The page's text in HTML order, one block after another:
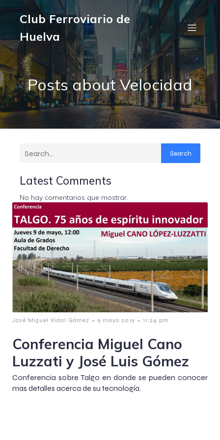
Club Ferroviario de
Huelva
Posts about Velocidad
Search
Latest Comments
No hay comentarios que mostrar.
José Miguel Vidal Gómez - 9 mayo 2019 - 11:24 pm
Conferencia Miguel Cano
Luzzati y José Luis Gómez
Conferencia sobre Talgo en donde se pueden conocer
mas detalles acerca de su tecnología.